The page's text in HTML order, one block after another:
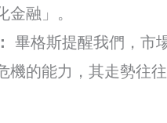
融」。
畢格斯提醒我們，市
機的能力，其走勢往